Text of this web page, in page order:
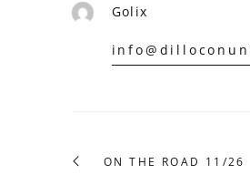
Golix
ON THE ROAD 11/26